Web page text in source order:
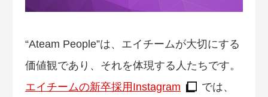
“Ateam People”は、エイチームが大切にする
価値観であり、それを体現する人たちです。
エイチームの新卒採用Instagram
では、